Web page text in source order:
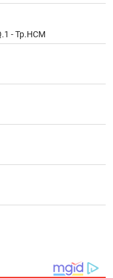
- Tp.HCM
quan Cổ đông lớn